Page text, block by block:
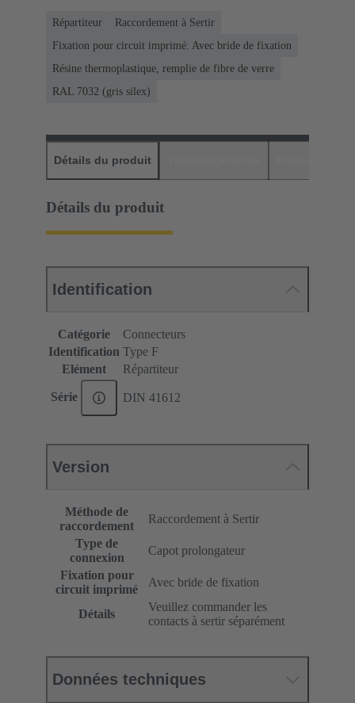
Répartiteur
Raccordement à Sertir
Fixation pour circuit imprimé: Avec bride de fixation
Résine thermoplastique, remplie de fibre de verre
RAL 7032 (gris silex)
Détails du produit
Détails du produit
Identification
Catégorie
Connecteurs
Identification Type F
Elément
Répartiteur
Série DIN 41612
Version
Méthode de
raccordement
Raccordement à Sertir
Type de
connexion
Capot prolongateur
Fixation pour
circuit imprimé
Avec bride de fixation
Détails
Veuillez commander les
contacts à sertir séparément
Données techniques